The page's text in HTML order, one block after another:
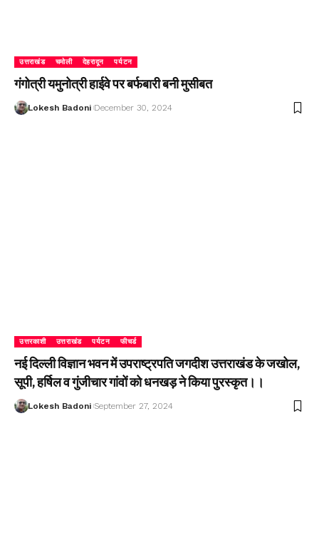
उत्तराखंड चमोली देहरादून पर्यटन
गंगोत्री यमुनोत्री हाईवे पर बर्फबारी बनी मुसीबत
Lokesh Badoni December 30, 2024
उत्तरकाशी उत्तराखंड पर्यटन फीचर्ड
नई दिल्ली विज्ञान भवन में उपराष्ट्रपति जगदीश उत्तराखंड के जखोल,
सूपी, हर्षिल व गुंजीचार गांवों को धनखड़ ने किया पुरस्कृत।।
Lokesh Badoni September 27, 2024